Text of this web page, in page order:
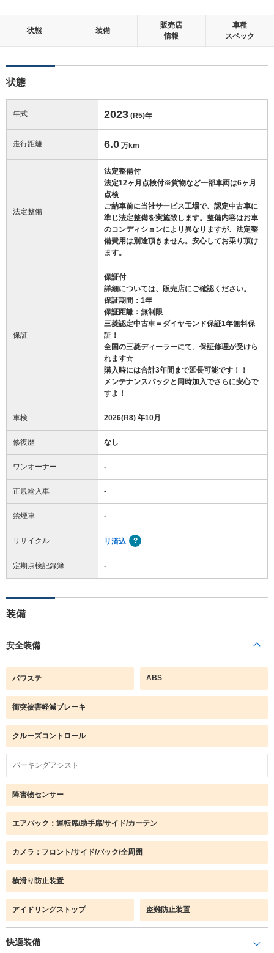
状態 装備
販売店
情報
車種
スペック
状態
年式 2023 (R5)年
走行距離 6.0 万km
法定整備
法定整備付
法定12ヶ月点検付※貨物など一部車両は6ヶ月
点検
ご納車前に当社サービス工場で、認定中古車に
準じ法定整備を実施致します。整備内容はお車
のコンディションにより異なりますが、法定整
備費用は別途頂きません。安心してお乗り頂け
ます。
保証
保証付
詳細については、販売店にご確認ください。
保証期間：1年
保証距離：無制限
三菱認定中古車＝ダイヤモンド保証1年無料保
証！
全国の三菱ディーラーにて、保証修理が受けら
れます☆
購入時には合計3年間まで延長可能です！！
メンテナンスパックと同時加入でさらに安心で
すよ！
車検 2026(R8) 年10月
修復歴 なし
ワンオーナー -
正規輸入車 -
禁煙車 -
リサイクル リ済込
定期点検記録簿 -
装備
安全装備
パワステ ABS
衝突被害軽減ブレーキ
クルーズコントロール
パーキングアシスト
障害物センサー
エアバック：運転席/助手席/サイド/カーテン
カメラ：フロント/サイド/バック/全周囲
横滑り防止装置
アイドリングストップ 盗難防止装置
快適装備